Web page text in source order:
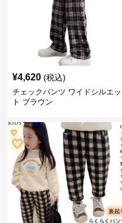
¥4,620 (税込)
チェックパンツ ワイドシルエッ
ト ブラウン